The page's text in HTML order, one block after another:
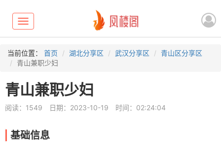
Toggle
navigation
当前位置： 首页 湖北分享区 武汉分享区
青山区分享区
青山兼职少妇
青山兼职少妇
阅读：1549 日期：2023-10-19 时间：02:24:04
基础信息